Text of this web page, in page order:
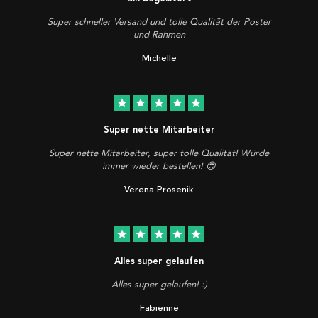
Super schneller Versand und tolle Qualität der Poster
und Rahmen
Michelle
star star star star star
Super nette Mitarbeiter
Super nette Mitarbeiter, super tolle Qualität! Würde
immer wieder bestellen! 😍
Verena Prosenik
star star star star star
Alles super gelaufen
Alles super gelaufen! :)
Fabienne